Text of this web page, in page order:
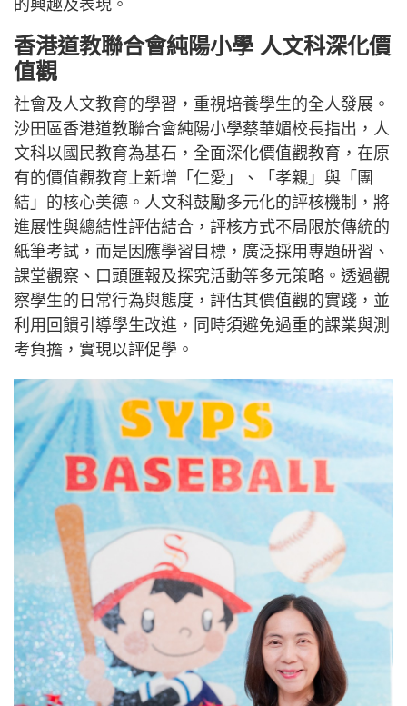
的興趣及表現。
香港道教聯合會純陽小學 人文科深化價
值觀
社會及人文教育的學習，重視培養學生的全人發展。
沙田區香港道教聯合會純陽小學蔡華媚校長指出，人
文科以國民教育為基石，全面深化價值觀教育，在原
有的價值觀教育上新增「仁愛」、「孝親」與「團
結」的核心美德。人文科鼓勵多元化的評核機制，將
進展性與總結性評估結合，評核方式不局限於傳統的
紙筆考試，而是因應學習目標，廣泛採用專題研習、
課堂觀察、口頭匯報及探究活動等多元策略。透過觀
察學生的日常行為與態度，評估其價值觀的實踐，並
利用回饋引導學生改進，同時須避免過重的課業與測
考負擔，實現以評促學。